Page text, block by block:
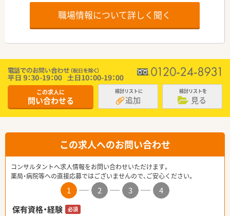
職場情報について詳しく聞く
この求人に
問い合わせる
検討リストに
追加
検討リストを
見る
この求人へのお問い合わせ
コンサルタントへ求人情報をお問い合わせいただけます。
薬局・病院等への直接応募ではございませんので、ご安心ください。
1 2 3
4
保有資格・経験
必須